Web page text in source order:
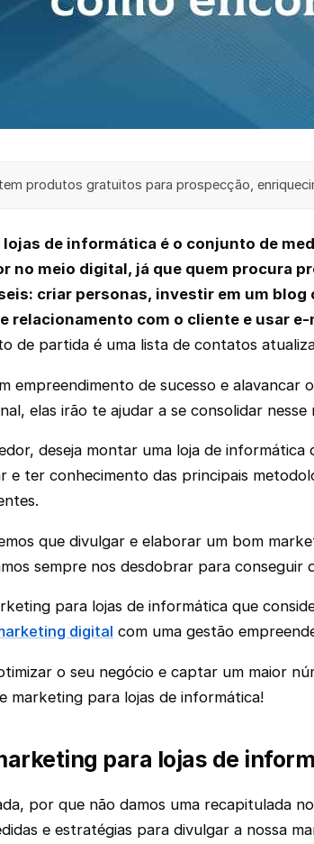
produtos gratuitos para prospecção,
de informática é o conjunto de
no meio digital, já que quem procura
criar personas, investir em um
relacionamento com o cliente e usar
de partida é uma lista de contatos
empreendimento de sucesso e
elas irão te ajudar a se consolidar nesse
deseja montar uma loja de
e ter conhecimento das principais
que divulgar e elaborar um bom
sempre nos desdobrar para
para lojas de informática que
digital com uma gestão
o seu negócio e captar um maior
marketing para lojas de informática!
para lojas de
por que não damos uma recapitulada
e estratégias para divulgar a nossa